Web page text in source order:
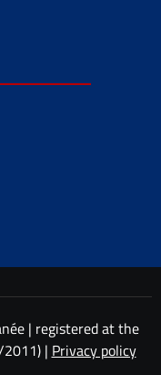
| registered at the
| Privacy policy